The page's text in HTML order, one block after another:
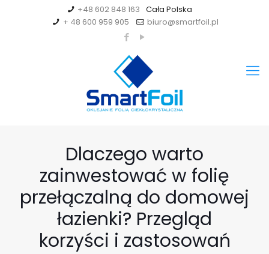
+48 602 848 163
+ 48 600 959 905
biuro@smartfoil.pl
Dlaczego warto
zainwestować w folię
przełączalną do domowej
łazienki? Przegląd
korzyści i zastosowań